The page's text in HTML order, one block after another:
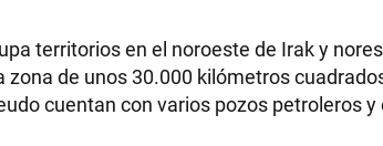
territorios en el noroeste de Irak y
zona de unos 30.000 kilómetros
cuentan con varios pozos petroleros